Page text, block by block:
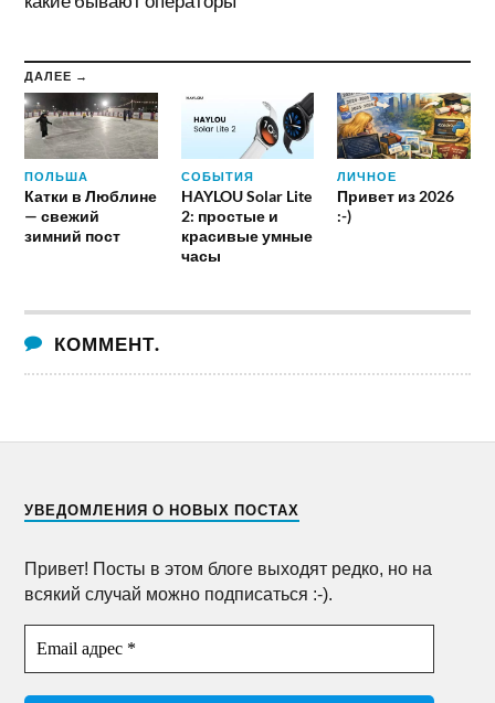
ДАЛЕЕ →
ПОЛЬША
Катки в Люблине
— свежий
зимний пост
СОБЫТИЯ
HAYLOU Solar Lite
2: простые и
красивые умные
часы
ЛИЧНОЕ
Привет из 2026
:-)
КОММЕНТ.
УВЕДОМЛЕНИЯ О НОВЫХ ПОСТАХ
Привет! Посты в этом блоге выходят редко, но на
всякий случай можно подписаться :-).